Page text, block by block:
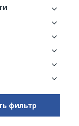
фильтр